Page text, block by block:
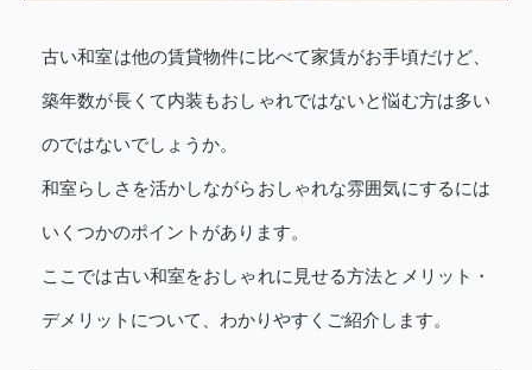
古い和室は他の賃貸物件に比べて家賃がお手頃だけど、
築年数が長くて内装もおしゃれではないと悩む方は多い
のではないでしょうか。
和室らしさを活かしながらおしゃれな雰囲気にするには
いくつかのポイントがあります。
ここでは古い和室をおしゃれに見せる方法とメリット・
デメリットについて、わかりやすくご紹介します。